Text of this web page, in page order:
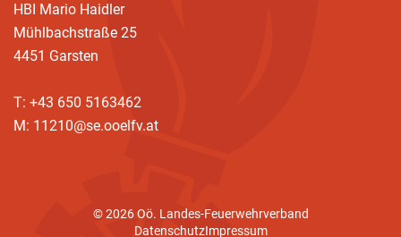
HBI Mario Haidler
Mühlbachstraße 25
4451 Garsten
T: +43 650 5163462
M: 11210@se.ooelfv.at
© 2026 Oö. Landes-Feuerwehrverband
DatenschutzImpressum